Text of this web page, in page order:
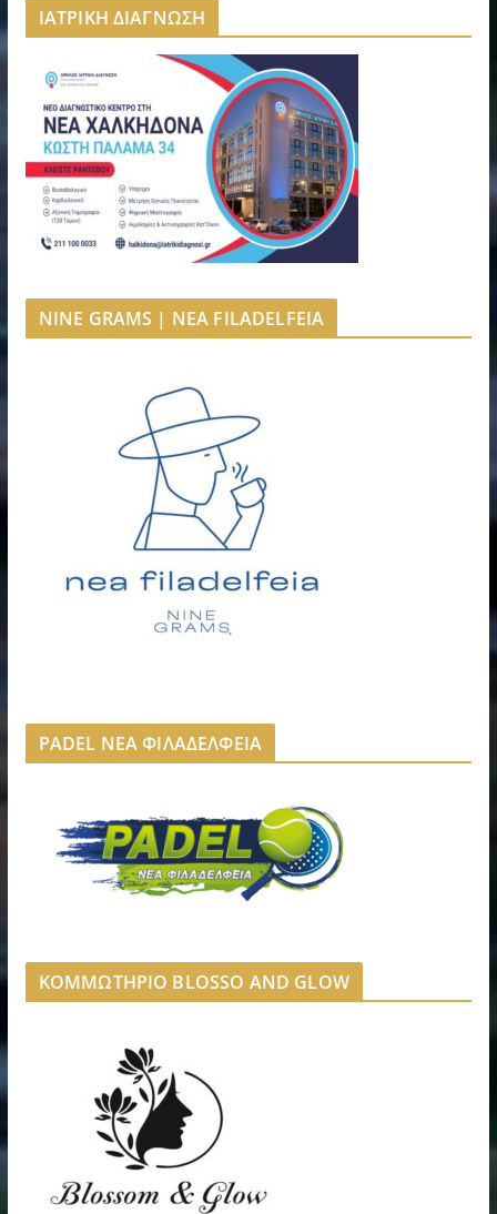
ΙΑΤΡΙΚΗ ΔΙΑΓΝΩΣΗ
NINE GRAMS | NEA FILADELFEIA
PADEL ΝΕΑ ΦΙΛΑΔΕΛΦΕΙΑ
ΚΟΜΜΩΤΗΡΙΟ BLOSSO AND GLOW